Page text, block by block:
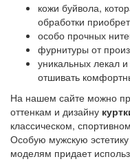
кожи буйвола,
обработки
особо прочных
фурнитуры от
уникальных лекал
отшивать
На нашем сайте можно
оттенкам и дизайну
классическом,
Особую мужскую
моделям придает